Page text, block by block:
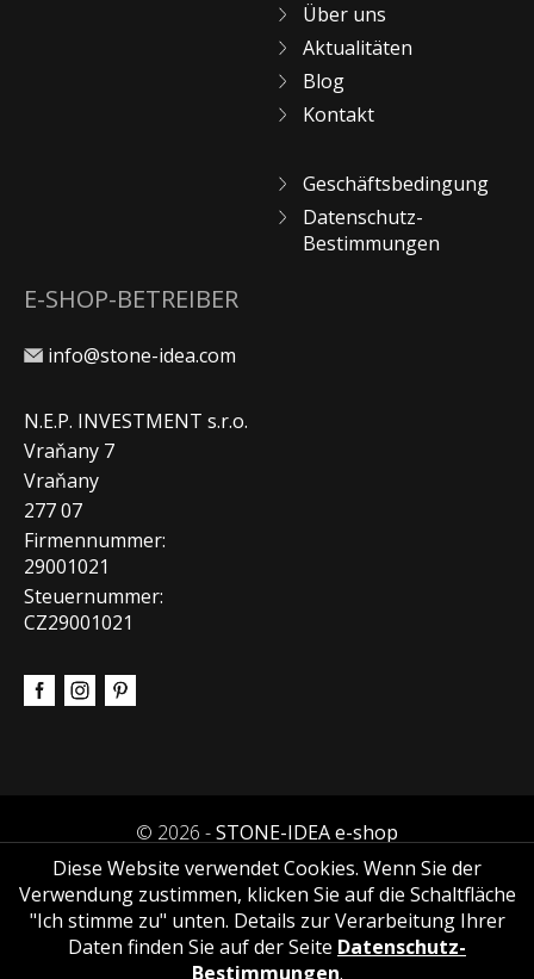
Über uns
Aktualitäten
Blog
Kontakt
Geschäftsbedingung
Datenschutz-
Bestimmungen
E-SHOP-BETREIBER
info@stone-idea.com
N.E.P. INVESTMENT s.r.o.
Vraňany 7
Vraňany
277 07
Firmennummer:
29001021
Steuernummer:
CZ29001021
© 2026 -STONE-IDEA e-shop
Diese Website verwendet Cookies. Wenn Sie der
Verwendung zustimmen, klicken Sie auf die Schaltfläche
"Ich stimme zu" unten. Details zur Verarbeitung Ihrer
Daten finden Sie auf der Seite Datenschutz-
Bestimmungen.